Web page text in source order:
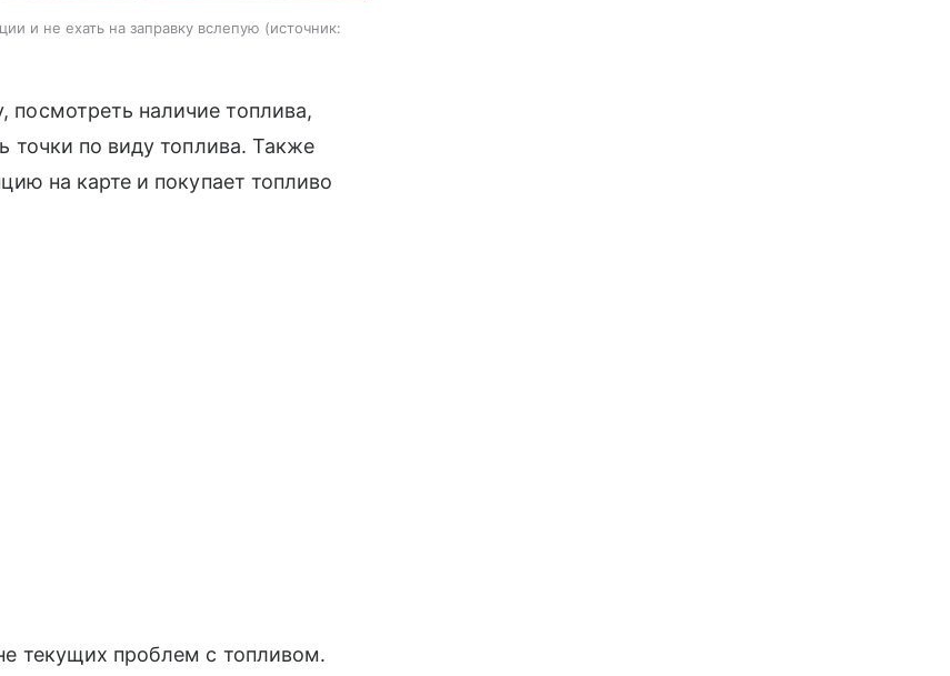
и не ехать на заправку вслепую
источник:
наличие топлива,
точки по виду топлива. Также
на карте и покупает топливо
текущих проблем с топливом.